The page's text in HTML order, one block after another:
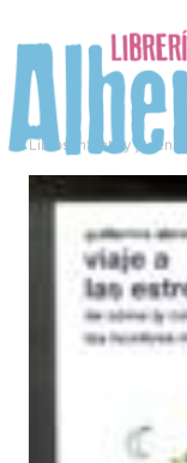
Libros Infantil y juvenil